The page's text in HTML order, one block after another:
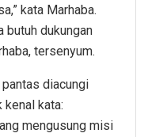
kata Marhaba.
butuh dukungan
tersenyum.
diacungi
kenal kata:
mengusung misi